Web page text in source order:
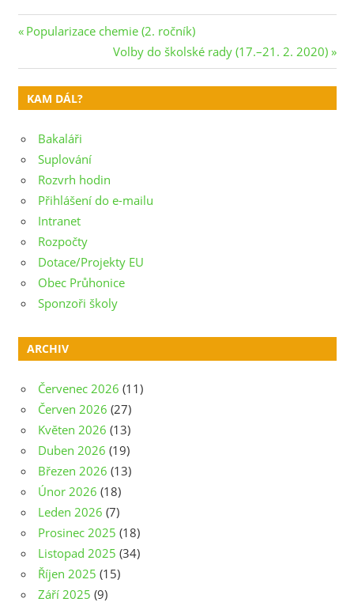
Navigace
pro
příspěvek
Previous
Popularizace chemie (2. ročník)
Next
Post:
Volby do školské rady (17.–21. 2. 2020)
KAM DÁL?
Bakaláři
Suplování
Rozvrh hodin
Přihlášení do e-mailu
Intranet
Rozpočty
Dotace/Projekty EU
Obec Průhonice
Sponzoři školy
ARCHIV
Červenec 2026 (11)
Červen 2026 (27)
Květen 2026 (13)
Duben 2026 (19)
Březen 2026 (13)
Únor 2026 (18)
Leden 2026 (7)
Prosinec 2025 (18)
Listopad 2025 (34)
Říjen 2025 (15)
Září 2025 (9)